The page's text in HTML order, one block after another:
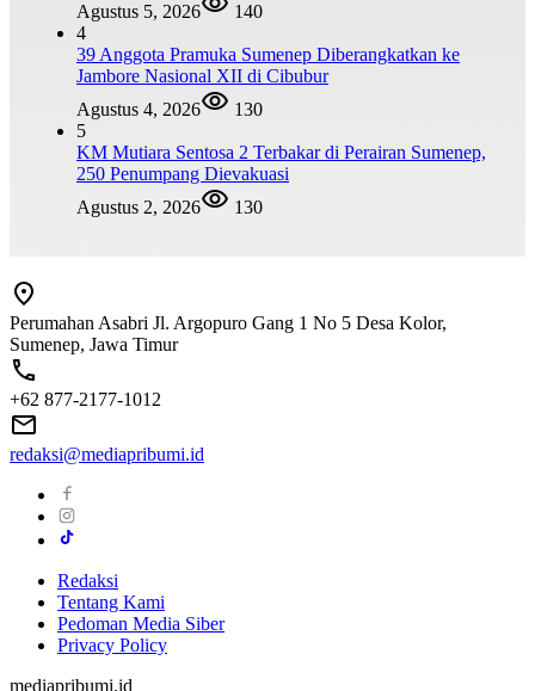
Agustus 5, 2026
140
4
39 Anggota Pramuka Sumenep Diberangkatkan ke
Jambore Nasional XII di Cibubur
Agustus 4, 2026
130
5
KM Mutiara Sentosa 2 Terbakar di Perairan Sumenep,
250 Penumpang Dievakuasi
Agustus 2, 2026
130
Perumahan Asabri Jl. Argopuro Gang 1 No 5 Desa Kolor,
Sumenep, Jawa Timur
+62 877-2177-1012
redaksi@mediapribumi.id
Redaksi
Tentang Kami
Pedoman Media Siber
Privacy Policy
mediapribumi.id